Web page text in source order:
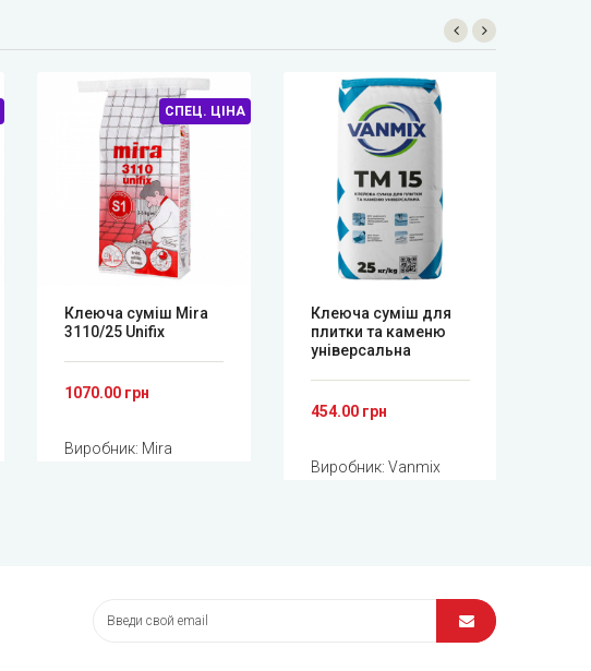
СПЕЦ. ЦІНА
Клеюча суміш Mira
3110/25 Unifix
1070.00 грн
Виробник: Mira
Клеюча суміш для
плитки та каменю
універсальна
454.00 грн
Виробник: Vanmix